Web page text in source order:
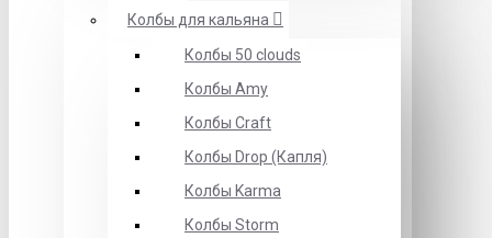
Колбы для кальяна
Колбы 50 clouds
Колбы Amy
Колбы Craft
Колбы Drop (Капля)
Колбы Karma
Колбы Storm